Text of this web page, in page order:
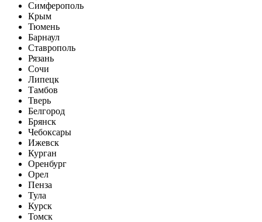
Симферополь
Крым
Тюмень
Барнаул
Ставрополь
Рязань
Сочи
Липецк
Тамбов
Тверь
Белгород
Брянск
Чебоксары
Ижевск
Курган
Оренбург
Орел
Пенза
Тула
Курск
Томск